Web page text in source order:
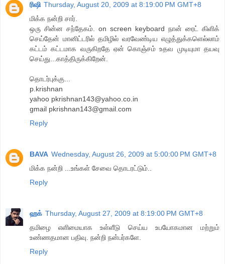
ரிஷி Thursday, August 20, 2009 at 8:19:00 PM GMT+8
மிக்க நன்றி சார்.
ஒரு சின்ன சந்தேகம். on screen keyboard நான் ரைட் கிளிக்
செய்தேன் மானிட்டரில் தமிழில் வரவேண்டிய எழுத்துக்களெல்லாம்
கட்டம் கட்டமாக வருகிறதே ஏன் கொஞ்சம் உதவ முடியுமா தயவு
செய்து...காத்திருக்கிறேன்.
தொடர்புக்கு...
p.krishnan
yahoo pkrishnan143@yahoo.co.in
gmail pkrishnan143@gmail.com
Reply
BAVA Wednesday, August 26, 2009 at 5:00:00 PM GMT+8
மிக்க நன்றி ...உங்கள் சேவை தொடரட்டும்..
Reply
ஹக் Thursday, August 27, 2009 at 8:19:00 PM GMT+8
தமிழை எளிமையாக உள்ளீடு செய்ய உபயோகமான மற்றும்
உண்ணதமான பதிவு. நன்றி நன்பர்களே.
Reply